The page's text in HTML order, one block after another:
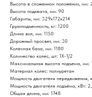
Высота в сложенном положении, мм:
Высота подхвата, мм: 90
Габариты, мм: 329x172x214
Грузоподъемность, кг: 1200
Длина вил, мм: 1150
Дорожный просвет, мм: 30
Колесная база, мм: 1180
Количество колес, шт: 1X-1/2
Максимальная высота подъема, мм:
Материал колес: полиуретан
Мощность двигателя передвижения,
Мощность двигателя подъёма, кВт:
Общая длина, мм: 1748